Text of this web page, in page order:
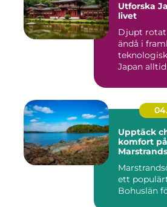
Utforska
livet
Djupt
ändå i
Japan alltid
Upptäck
komfort
ett
Bohuslän